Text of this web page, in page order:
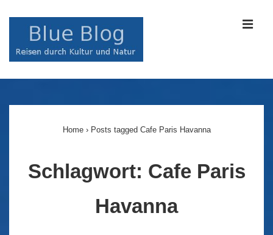
Navigation
Home › Posts tagged Cafe Paris Havanna
Schlagwort: Cafe Paris
Havanna